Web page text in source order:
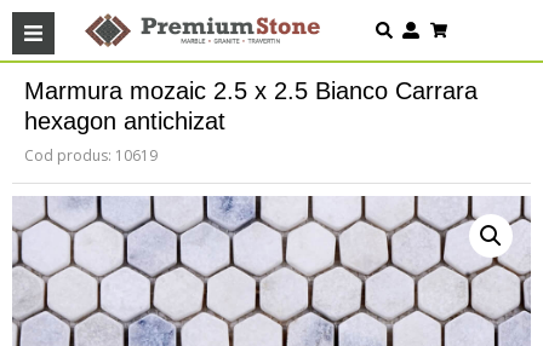
Marmura mozaic 2.5 x 2.5 Bianco Carrara
hexagon antichizat
Cod produs: 10619